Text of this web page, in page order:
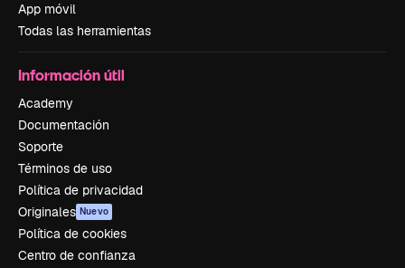
App móvil
Todas las herramientas
Información útil
Academy
Documentación
Soporte
Términos de uso
Política de privacidad
Originales Nuevo
Política de cookies
Centro de confianza